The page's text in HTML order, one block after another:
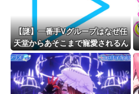
【謎】一番手Vグループはなぜ任
天堂からあそこまで寵愛されるん
だ？